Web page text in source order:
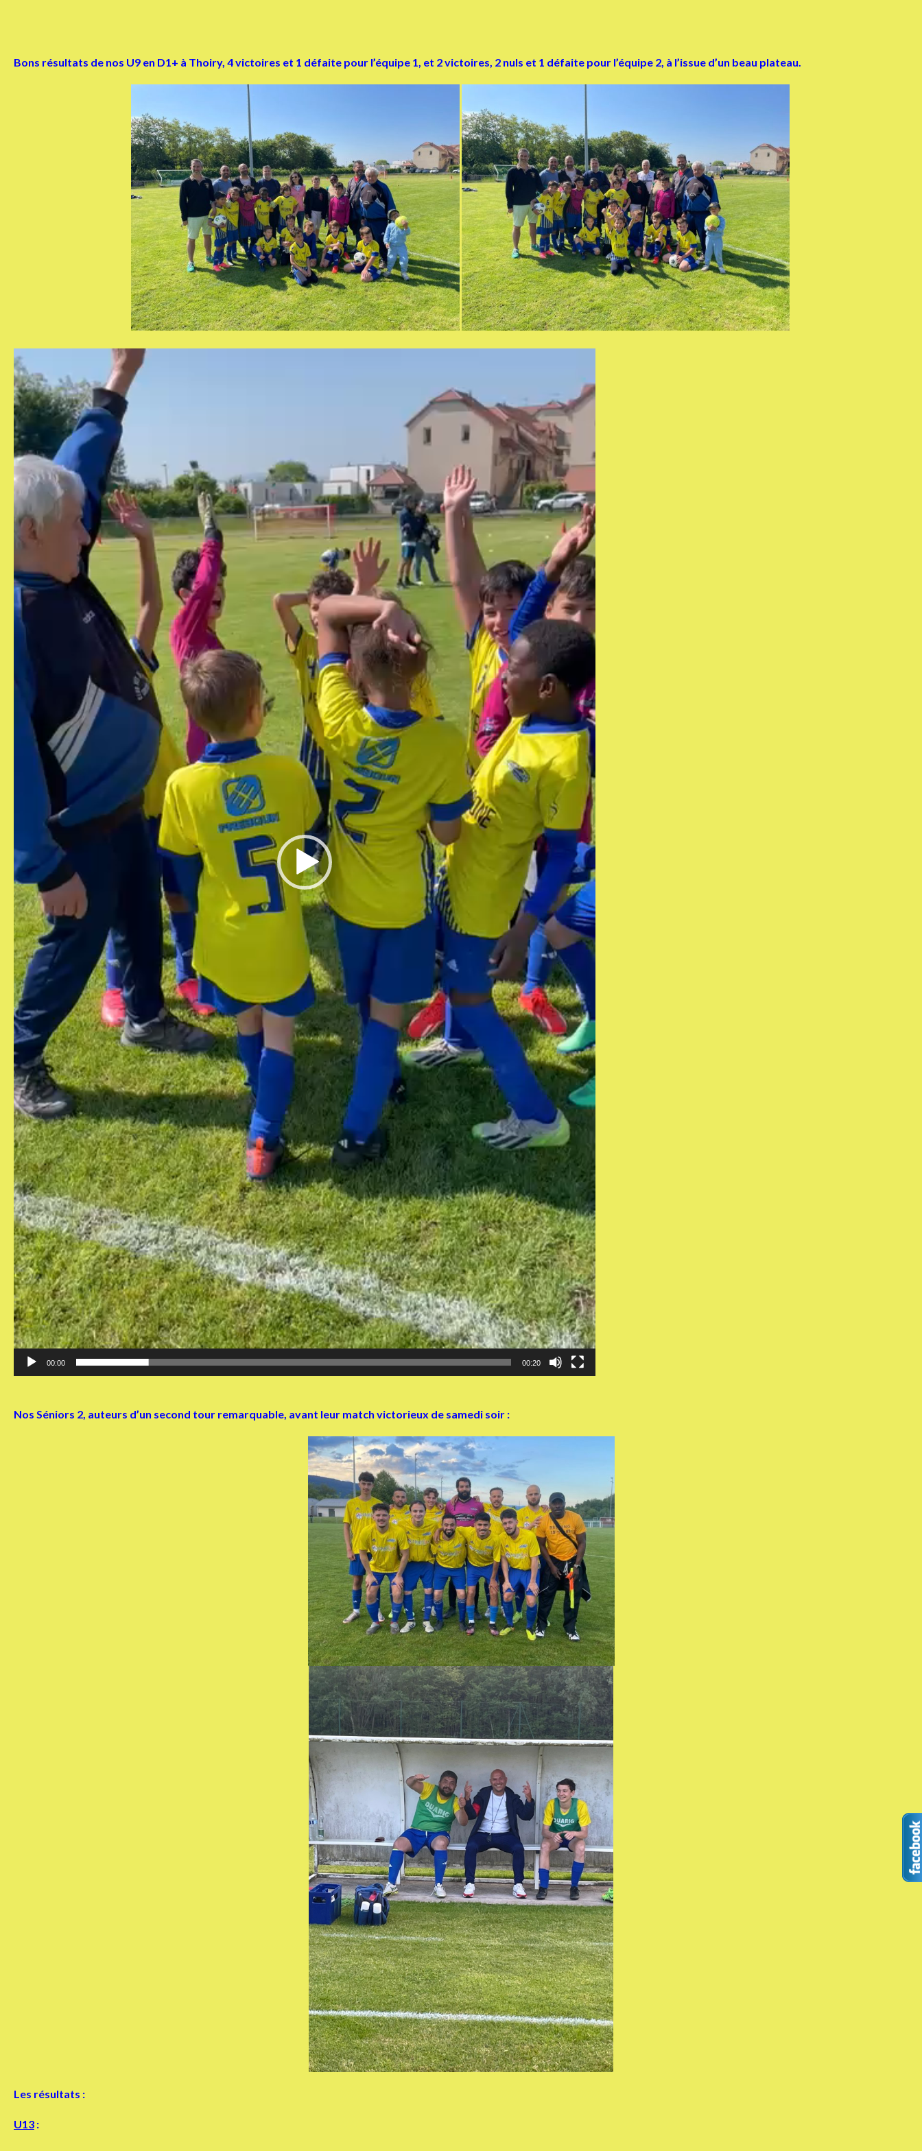
Bons résultats de nos U9 en D1+ à Thoiry, 4 victoires et 1 défaite pour l’équipe 1, et 2 victoires, 2 nuls et 1 défaite pour l’équipe 2, à l’issue d’un beau plateau.
Lecteur
vidéo
00:00 00:20
Nos Séniors 2, auteurs d’un second tour remarquable, avant leur match victorieux de samedi soir :
Les résultats :
U13 :